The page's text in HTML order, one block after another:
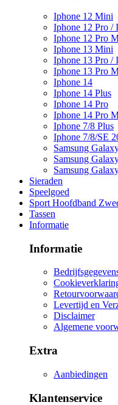
Iphone 12 Mini
Iphone 12 Pro /
Iphone 12 Pro
Iphone 13 Mini
Iphone 13 Pro /
Iphone 13 Pro
Iphone 14
Iphone 14 Plus
Iphone 14 Pro
Iphone 14 Pro
Iphone 7/8 Plus
Iphone 7/8/SE
Samsung
Samsung
Samsung
Sieraden
Speelgoed
Sport Hoofdband
Tassen
Informatie
Informatie
Levertijd en
Disclaimer
Algemene
Extra
Aanbiedingen
Klantenservice